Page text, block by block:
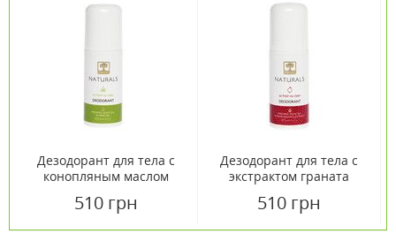
Дезодорант для тела с
конопляным маслом
510 грн
Дезодорант для тела с
экстрактом граната
510 грн